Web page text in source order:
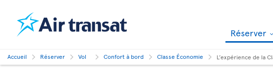
Réserver
Accueil Réserver Vol Confort à bord Classe Économie L’expérience de la